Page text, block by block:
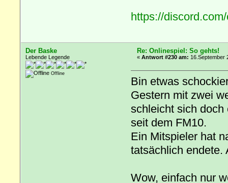
https://
Der Baske
Lebende Legende
Offline
Re: Onlinespiel: So gehts!
«Antwort #230 am: 16.September
Bin etwas
Gestern mit zwei
schleicht sich doch
seit dem FM10.
Ein Mitspieler hat
tatsächlich endete.
Wow, einfach nur